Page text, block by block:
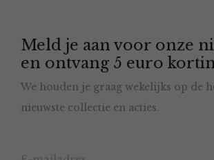
Meld je aan voor onze
en ontvang 5 euro
We houden je graag wekelijks op de
nieuwste collectie en acties.